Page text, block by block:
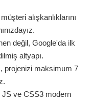
alışkanlıklarını
değil, Google'da ilk
altyapı.
projenizi maksimum 7
JS ve CSS3 modern